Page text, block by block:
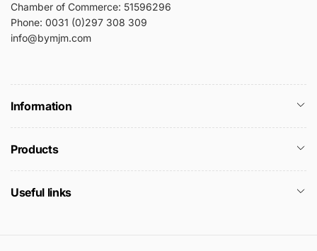
Chamber of Commerce: 51596296
Phone: 0031 (0)297 308 309
info@bymjm.com
Information
Products
Useful links